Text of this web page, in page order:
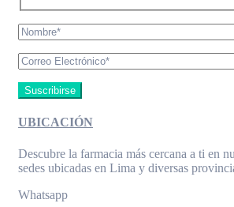
UBICACIÓN
Descubre la farmacia más cercana a ti en
sedes ubicadas en Lima y diversas
Whatsapp